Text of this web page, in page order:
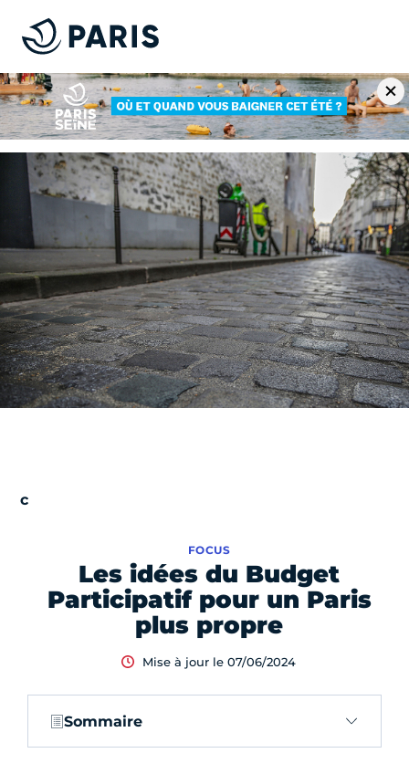
Les idées du Budget
Participatif pour un Paris
plus propre
FOCUS
Mise à jour le 07/06/2024
Sommaire